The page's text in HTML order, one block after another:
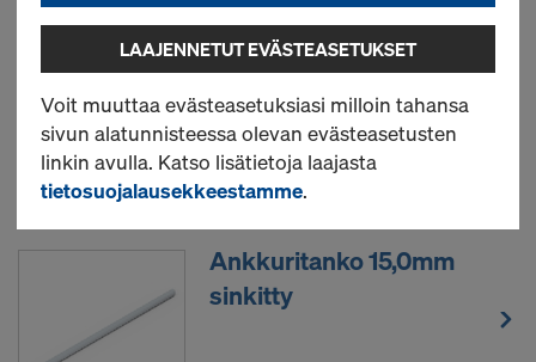
Doka holvituki Eurex 20
top
Uusi
Ankkuritanko 15,0mm
sinkitty
verkkosivustomme toimivuutta (välttämätön),
tehostaaksemme Dokan verkkokaupassa
suoritettavien ostotoimenpiteiden sujuvuutta
(toiminnalliset ja tilastotiedot) tai
käyttäjälle sopivan mainonnan sijoittamiseksi
tietyillä alustoilla (markkinointi).
Lisätietoja evästeistä on annettu
tietosuojaselosteessamme. Tarjoamme sinulle
myös mahdollisuuden valita evästeesi
lisäasetukset)
LAAJENNETUT EVÄSTEASETUKSET
Voit muuttaa evästeasetuksiasi milloin tahansa
sivun alatunnisteessa olevan evästeasetusten
linkin avulla. Katso lisätietoja laajasta
tietosuojalausekkeestamme.